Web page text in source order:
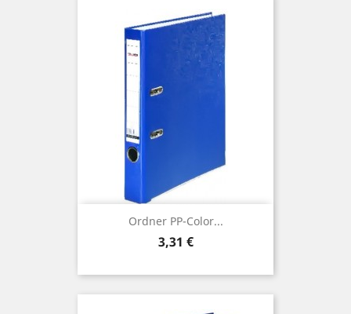
Ordner PP-Color...
Preis
3,31 €